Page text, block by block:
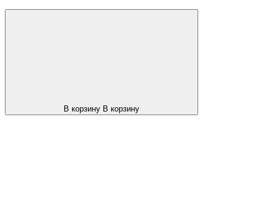
В корзину В корзину